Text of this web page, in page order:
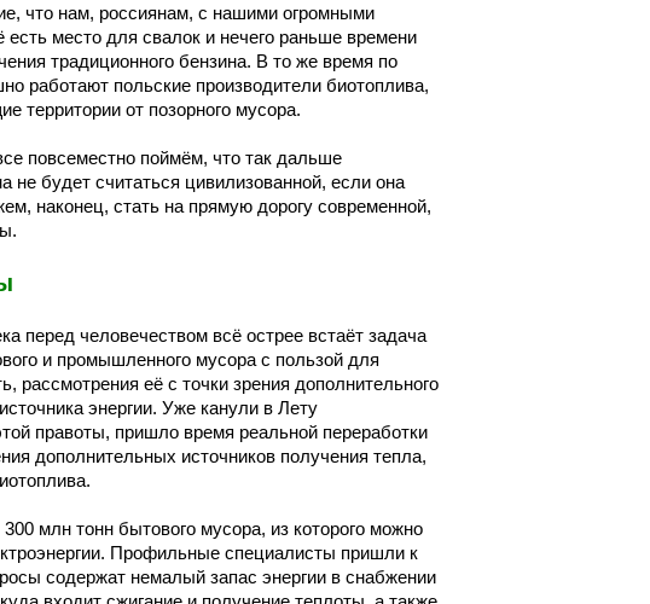
что нам, россиянам, с нашими огромными
место для свалок и нечего раньше времени
традиционного бензина. В то же время по
работают польские производители биотоплива,
территории от позорного мусора.
повсеместно поймём, что так дальше
не будет считаться цивилизованной, если она
наконец, стать на прямую дорогу современной,
перед человечеством всё острее встаёт задача
и промышленного мусора с пользой для
рассмотрения её с точки зрения дополнительного
энергии. Уже канули в Лету
правоты, пришло время реальной переработки
дополнительных источников получения тепла,
млн тонн бытового мусора, из которого можно
Профильные специалисты пришли к
содержат немалый запас энергии в снабжении